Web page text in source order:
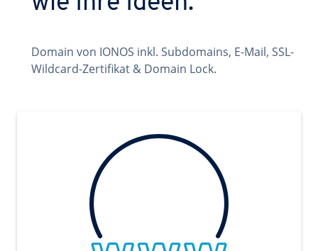
Domain von IONOS inkl. Subdomains, E-Mail, SSL-
Wildcard-Zertifikat & Domain Lock.